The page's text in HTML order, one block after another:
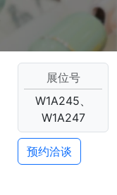
展位号
W1A245、
W1A247
预约洽谈